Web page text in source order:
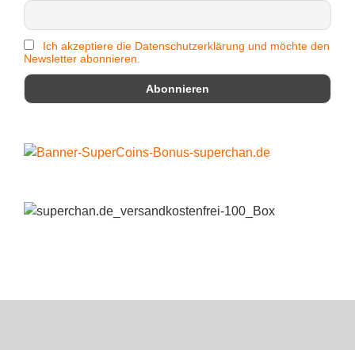
Ich akzeptiere die Datenschutzerklärung und möchte den
Newsletter abonnieren.